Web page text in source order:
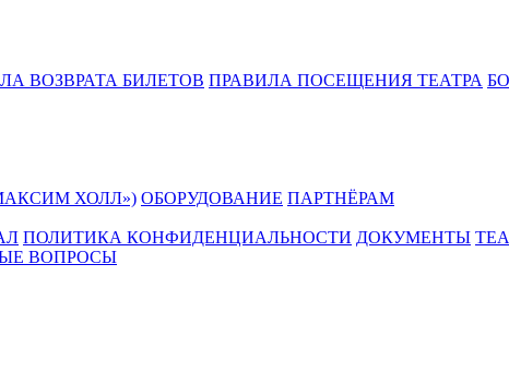
ВОЗВРАТА БИЛЕТОВ ПРАВИЛА ПОСЕЩЕНИЯ ТЕАТРА
ХОЛЛ») ОБОРУДОВАНИЕ ПАРТНЁРАМ
ПОЛИТИКА КОНФИДЕНЦИАЛЬНОСТИ ДОКУМЕНТЫ
ВОПРОСЫ